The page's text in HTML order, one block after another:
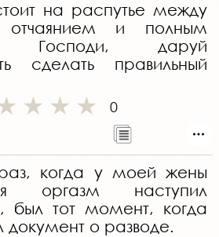
на распутье между
отчаянием и полным
Господи, даруй
сделать правильный
0
раз, когда у моей жены
наступил
был тот момент, когда
документ о разводе.